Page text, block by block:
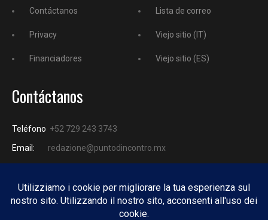
Contáctanos
Privacy
Financiadores
Lista de correo
Viejo sitio (IT)
Viejo sitio (ES)
Contáctanos
Teléfono +52 729 243 3743
Email:
redazione@puntodincontro.mx
PUNTODINCONTRO